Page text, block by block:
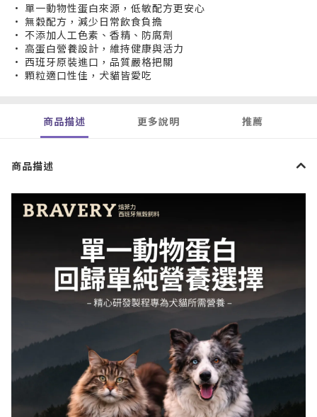
• 單一動物性蛋白來源，低敏配方更安心
• 無穀配方，減少日常飲食負擔
• 不添加人工色素、香精、防腐劑
• 高蛋白營養設計，維持健康與活力
• 西班牙原裝進口，品質嚴格把關
• 顆粒適口性佳，犬貓皆愛吃
商品描述 更多說明 推薦
商品描述